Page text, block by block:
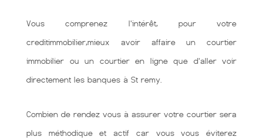
Vous comprenez l'intérêt, pour votre
creditimmobilier,mieux avoir affaire un courtier
immobilier ou un courtier en ligne que d'aller voir
directement les banques à St remy.
Combien de rendez vous à assurer votre courtier sera
plus méthodique et actif car vous vous éviterez